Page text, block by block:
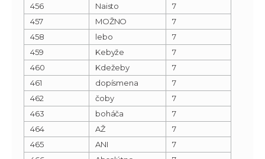
456
Naisto
7
457
MOŽNO
7
458
lebo
7
459
Kebyže
7
460
Kdežeby
7
461
dopísmena
7
462
čoby
7
463
boháča
7
464
AŽ
7
465
ANI
7